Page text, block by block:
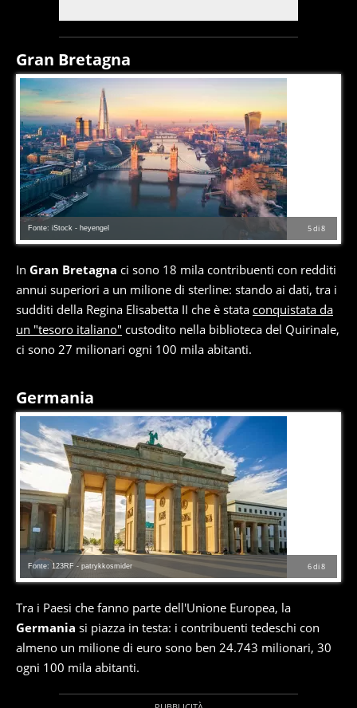
Gran Bretagna
5di8
Fonte: iStock - heyengel
In Gran Bretagna ci sono 18 mila contribuenti con redditi
annui superiori a un milione di sterline: stando ai dati, tra i
sudditi della Regina Elisabetta II che è stata conquistata da
un "tesoro italiano" custodito nella biblioteca del Quirinale,
ci sono 27 milionari ogni 100 mila abitanti.
Germania
6di8
Fonte: 123RF - patrykkosmider
Tra i Paesi che fanno parte dell'Unione Europea, la
Germania si piazza in testa: i contribuenti tedeschi con
almeno un milione di euro sono ben 24.743 milionari, 30
ogni 100 mila abitanti.